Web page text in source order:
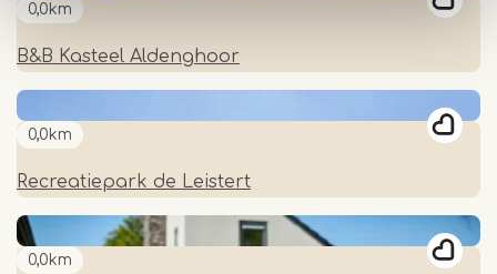
0,0km
B&B Kasteel Aldenghoor
0,0km
Recreatiepark de Leistert
0,0km